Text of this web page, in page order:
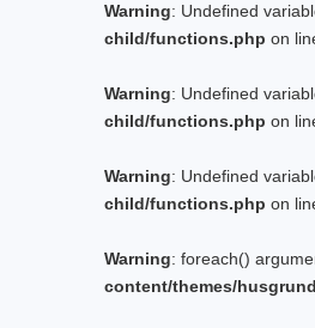
Warning: Undefined
child/functions.php on
Warning: Undefined
child/functions.php on
Warning: Undefined
child/functions.php on
Warning: foreach()
content/themes/